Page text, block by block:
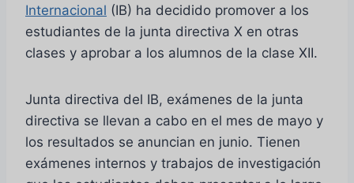
Internacional (IB) ha decidido promover a los
estudiantes de la junta directiva X en otras
clases y aprobar a los alumnos de la clase XII.
Junta directiva del IB, exámenes de la junta
directiva se llevan a cabo en el mes de mayo y
los resultados se anuncian en junio. Tienen
exámenes internos y trabajos de investigación